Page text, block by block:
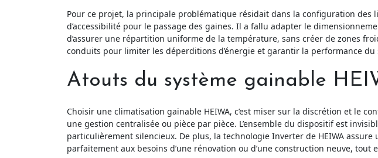
Pour ce projet, la principale problématique résidait dans la configuration des
d’accessibilité pour le passage des gaines. Il a fallu adapter le
d’assurer une répartition uniforme de la température, sans créer de zones
conduits pour limiter les déperditions d’énergie et garantir la performance du
Atouts du système gainable
Choisir une climatisation gainable HEIWA, c’est miser sur la discrétion et le
une gestion centralisée ou pièce par pièce. L’ensemble du dispositif est
particulièrement silencieux. De plus, la technologie Inverter de HEIWA
parfaitement aux besoins d’une rénovation ou d’une construction neuve,